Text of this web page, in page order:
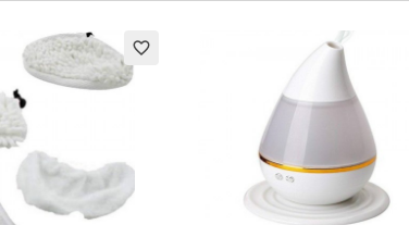
favorite_border